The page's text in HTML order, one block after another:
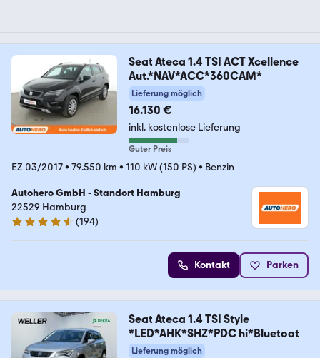
Seat Ateca 1.4 TSI ACT Xcellence
Aut.*NAV*ACC*360CAM*
Lieferung möglich
16.130 €
inkl. kostenlose Lieferung
Guter Preis
EZ 03/2017• 79.550 km • 110 kW (150 PS) • Benzin
Autohero GmbH - Standort Hamburg
22529 Hamburg
4.6 Sterne
(194)
Kontakt Parken
Seat Ateca 1.4 TSI Style
*LED*AHK*SHZ*PDC hi*Bluetoot
Lieferung möglich